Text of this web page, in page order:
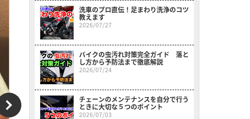
洗車のプロ直伝！足まわり洗浄のコツ
教えます
2026/07/27
バイクの虫汚れ対策完全ガイド 落と
し方から予防法まで徹底解説
2026/07/24
チェーンのメンテナンスを自分で行う
ときに大切な５つのポイント
2026/07/03